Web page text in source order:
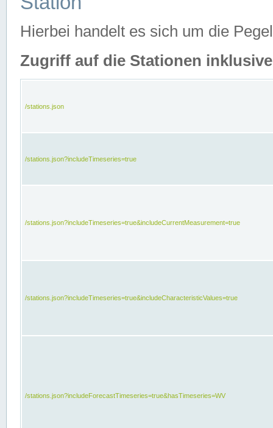
Hierbei handelt es sich um die
Zugriff auf die Stationen
/stations.json
/stations.json?includeTimeseries=true
/stations.json?includeTimeseries=true&includeCurrentMeasurement=true
/stations.json?includeTimeseries=true&includeCharacteristicValues=true
/stations.json?includeForecastTimeseries=true&hasTimeseries=WV